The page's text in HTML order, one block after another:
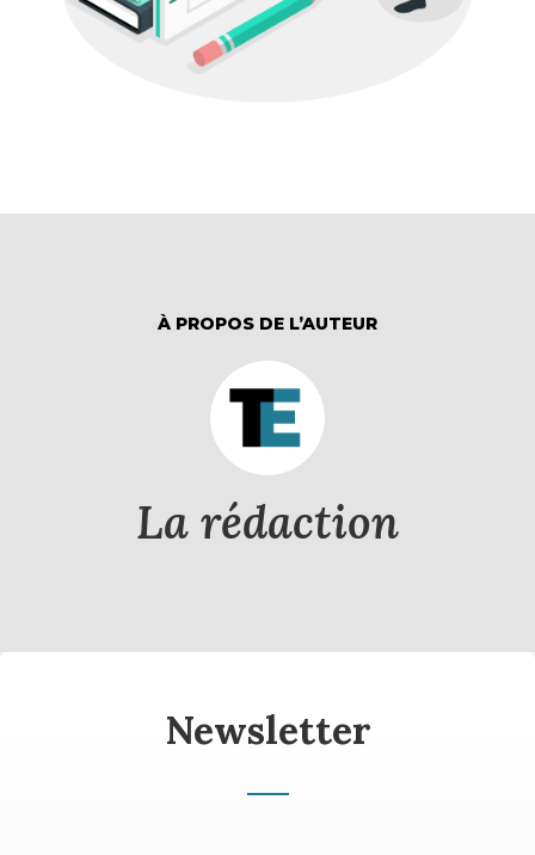
À PROPOS DE L’AUTEUR
La rédaction
Newsletter